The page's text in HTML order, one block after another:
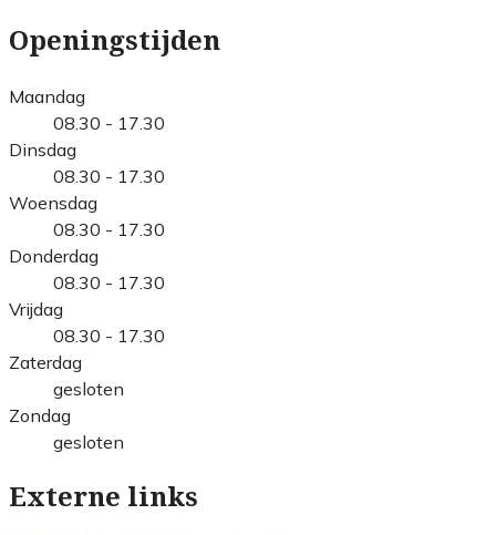
Openingstijden
Maandag
08.30 - 17.30
Dinsdag
08.30 - 17.30
Woensdag
08.30 - 17.30
Donderdag
08.30 - 17.30
Vrijdag
08.30 - 17.30
Zaterdag
gesloten
Zondag
gesloten
Externe links